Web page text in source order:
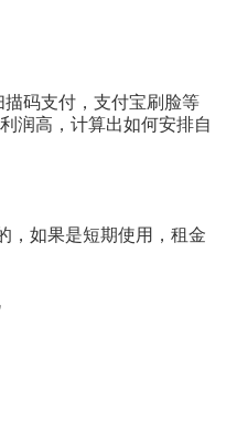
码支付，支付宝刷脸等
润高，计算出如何安排自
，如果是短期使用，租金